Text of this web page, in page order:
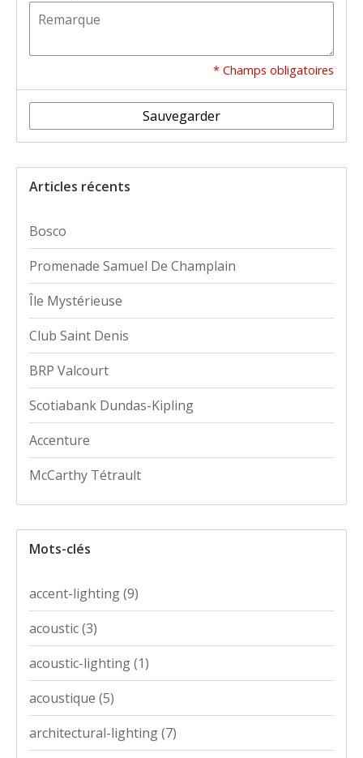
* Champs obligatoires
Sauvegarder
Articles récents
Bosco
Promenade Samuel De Champlain
Île Mystérieuse
Club Saint Denis
BRP Valcourt
Scotiabank Dundas-Kipling
Accenture
McCarthy Tétrault
Mots-clés
accent-lighting(9)
acoustic(3)
acoustic-lighting(1)
acoustique (5)
architectural-lighting(7)